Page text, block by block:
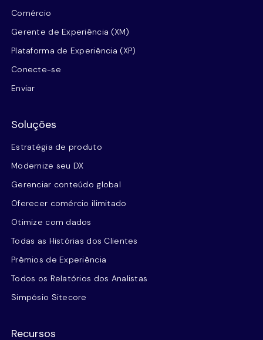
Comércio
Gerente de Experiência (XM)
Plataforma de Experiência (XP)
Conecte-se
Enviar
Soluções
Estratégia de produto
Modernize seu DX
Gerenciar conteúdo global
Oferecer comércio ilimitado
Otimize com dados
Todas as Histórias dos Clientes
Prêmios de Experiência
Todos os Relatórios dos Analistas
Simpósio Sitecore
Recursos